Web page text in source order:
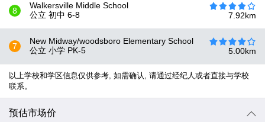
8
Walkersville Middle School
公立 初中 6-8 7.92km
7
New Midway/woodsboro Elementary School
公立 小学 PK-5 5.00km
以上学校和学区信息仅供参考, 如需确认, 请通过经纪人或者直接与学校
联系。
预估市场价